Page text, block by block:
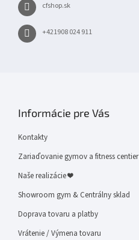
cfshop.sk
+421908 024 911
Informácie pre Vás
Kontakty
Zariaďovanie gymov a fitness centier
Naše realizácie ❤
Showroom gym & Centrálny sklad
Doprava tovaru a platby
Vrátenie / Výmena tovaru